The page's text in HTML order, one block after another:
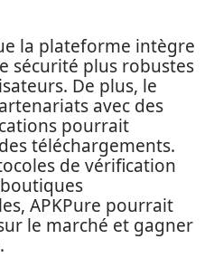
la plateforme intègre
sécurité plus robustes
De plus, le
avec des
pourrait
téléchargements.
de vérification
APKPure pourrait
le marché et gagner